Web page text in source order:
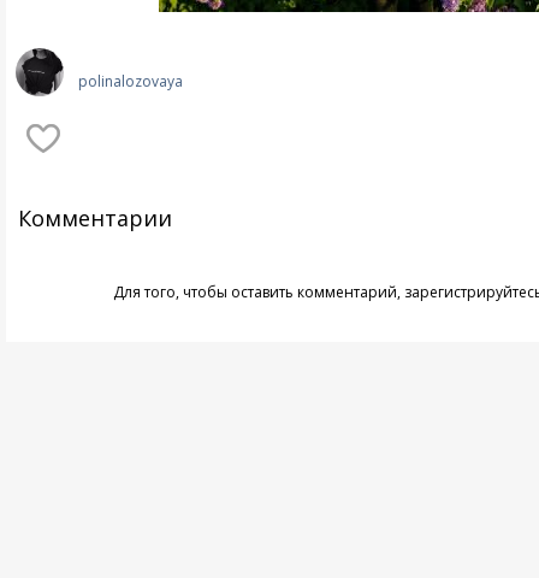
polinalozovaya
Комментарии
Для того, чтобы оставить комментарий,